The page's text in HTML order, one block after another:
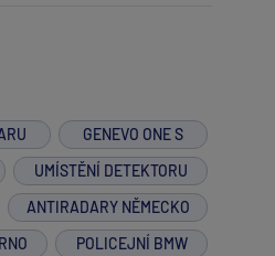
GENEVO ONE S
UMÍSTĚNÍ DETEKTORU
ANTIRADARY NĚMECKO
POLICEJNÍ BMW